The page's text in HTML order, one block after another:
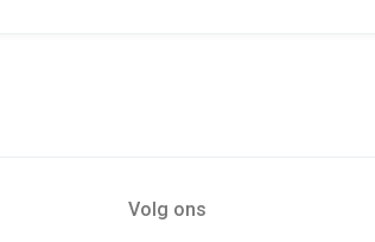
Volg ons